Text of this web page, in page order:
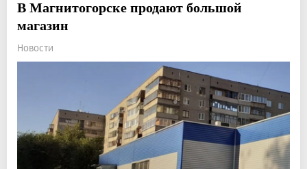
В Магнитогорске продают большой
магазин
Новости